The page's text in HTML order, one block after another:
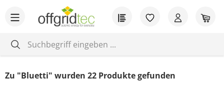
Zum Hauptinhalt springen Du hast 0
Zu "Bluetti" wurden 22 Produkte gefunden